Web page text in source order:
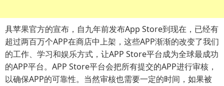
具苹果官方的宣布，自九年前发布App Store到现在，已经有
超过两百万个APP在商店中上架，这些APP渐渐的改变了我们
的工作、学习和娱乐方式，让APP Store平台成为全球最成功
的APP平台。APP Store平台会把所有提交的APP进行审核，
以确保APP的可靠性。当然审核也需要一定的时间，如果被